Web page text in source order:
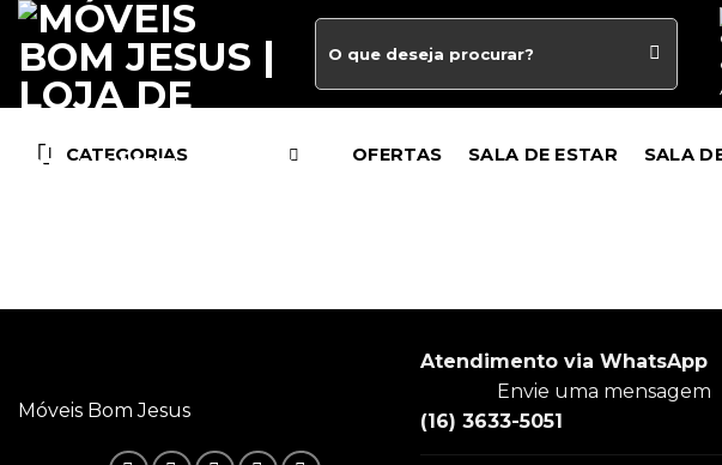
CATEGORIAS OFERTAS SALA DE ESTAR SALA
Móveis Bom Jesus
Atendimento via WhatsApp
Envie uma mensagem
(16) 3633-5051